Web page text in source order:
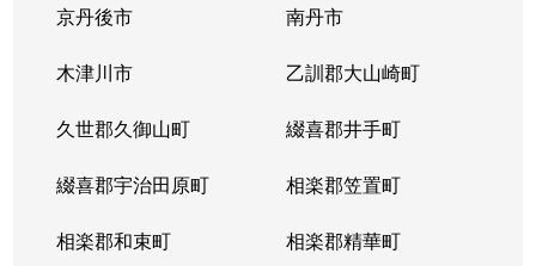
京丹後市 南丹市
木津川市 乙訓郡大山崎町
久世郡久御山町 綴喜郡井手町
綴喜郡宇治田原町 相楽郡笠置町
相楽郡和束町 相楽郡精華町